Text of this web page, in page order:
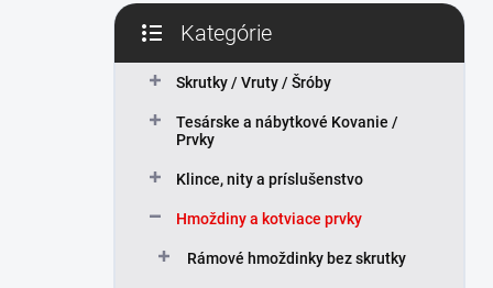
B
č
kategórie
Kategórie
Skrutky / Vruty / Šróby
Tesárske a nábytkové Kovanie /
Prvky
Klince, nity a príslušenstvo
Hmoždiny a kotviace prvky
Rámové hmoždinky bez skrutky